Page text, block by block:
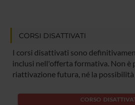
CORSI DISATTIVATI
I corsi disattivati sono
inclusi nell'offerta formativa. Non è
riattivazione futura, né la possibilità
CORSO